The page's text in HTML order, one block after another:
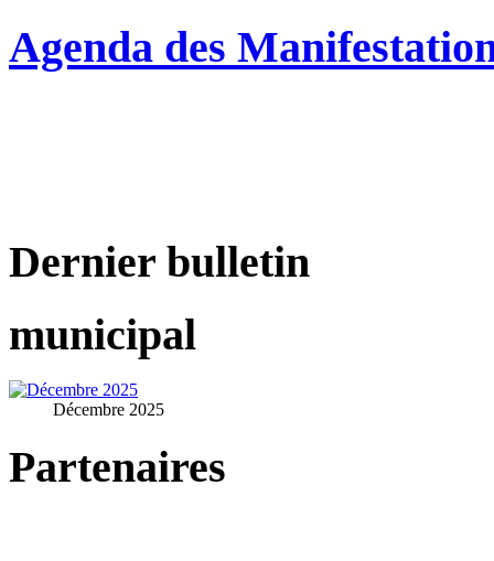
Agenda des
Dernier bulletin
municipal
Décembre 2025
Partenaires